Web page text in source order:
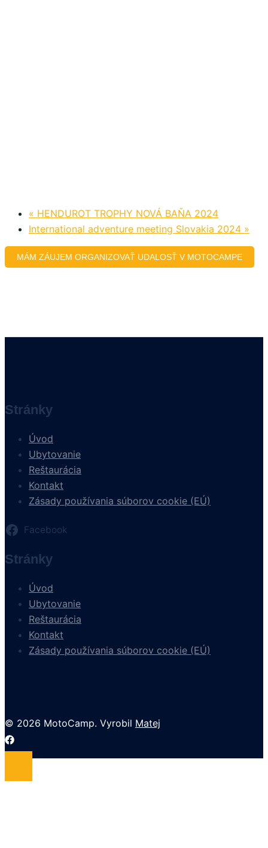
« HENDUROT TROPHY NOVÁ BAŇA 2024
International adventure meeting Slovakia 2024 »
MÁM ZÁUJEM ORGANIZOVAŤ UDALOSŤ V MOTOCAMPE
Stránky
Úvod
Ubytovanie
Reštaurácia
Kontakt
Zásady používania súborov cookie (EÚ)
Facebook
Stránky
Úvod
Ubytovanie
Reštaurácia
Kontakt
Zásady používania súborov cookie (EÚ)
© 2026 MotoCamp. Vyrobil Matej
https://www.facebook.com/profile.php?
id=100091854165997